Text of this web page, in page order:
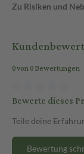
Zu Risiken und
0 von 0 Bewertungen
Bewerte dieses
Teile deine
Bewertung